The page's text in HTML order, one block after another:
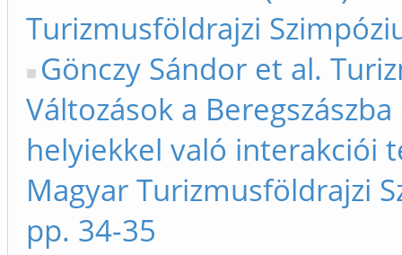
Turizmusföldrajzi
Gönczy Sándor et al.
Változások a
helyiekkel való interakciói
Magyar Turizmusföldrajzi
pp. 34-35